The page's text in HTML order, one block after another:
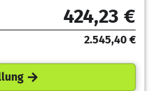
424,23 €
2.545,40 €